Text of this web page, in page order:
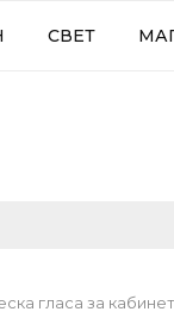
СВЕТ
гласа за